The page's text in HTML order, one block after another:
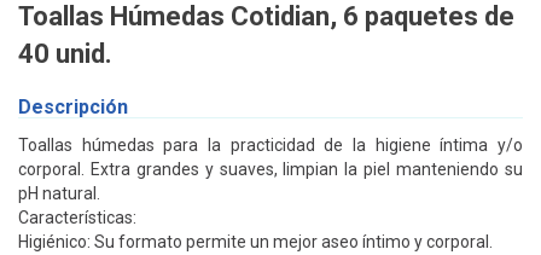
Toallas Húmedas Cotidian, 6 paquetes de
40 unid.
Descripción
Toallas húmedas para la practicidad de la higiene íntima y/o
corporal. Extra grandes y suaves, limpian la piel manteniendo su
pH natural.
Características:
Higiénico: Su formato permite un mejor aseo íntimo y corporal.